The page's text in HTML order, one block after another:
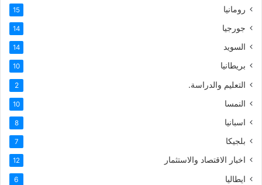
رومانيا 15
جورجيا 14
السويد 14
بريطانيا 10
التعليم والدراسة. 2
النمسا 10
اسبانيا 8
بلجيكا 7
اخبار الاقتصاد والاستثمار 12
ايطاليا 6